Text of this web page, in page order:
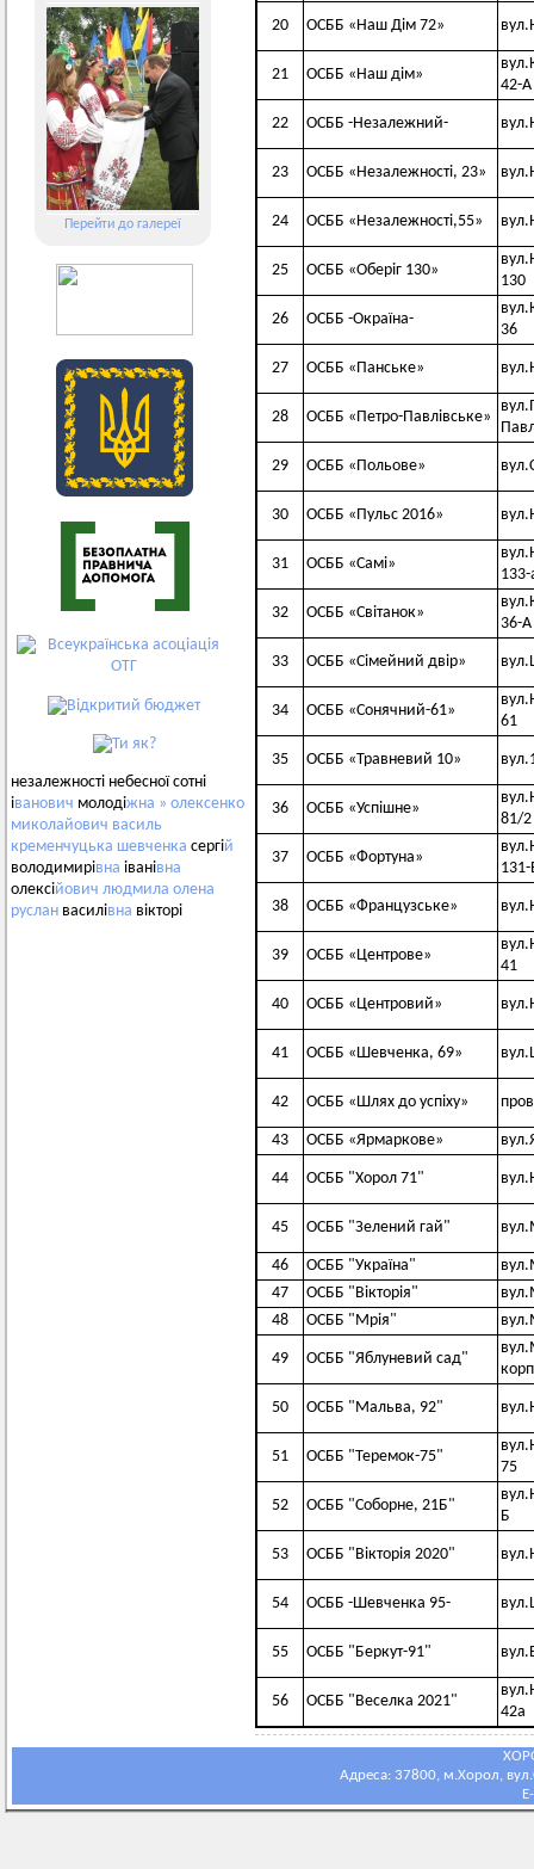
Перейти до галереї
незалежності небесної сотні
іванович молодіжна » олексенко
миколайович василь
кременчуцька шевченка сергій
володимирівна іванівна
олексійович людмила олена
руслан василівна вікторі
20 ОСББ «Наш Дім 72»
21 ОСББ «Наш дім»
42-А
22 ОСББ -Незалежний-
23 ОСББ «Незалежності, 23»
24 ОСББ «Незалежності,55»
25 ОСББ «Оберіг 130»
130
26 ОСББ -Окраїна-
36
27 ОСББ «Панське»
28 ОСББ «Петро-Павлівське»
29 ОСББ «Польове»
30 ОСББ «Пульс 2016»
31 ОСББ «Самі»
133-
32 ОСББ «Світанок»
36-А
33 ОСББ «Сімейний двір»
34 ОСББ «Сонячний-61»
61
35 ОСББ «Травневий 10»
36 ОСББ «Успішне»
81/2
37 ОСББ «Фортуна»
38 ОСББ «Французське»
39 ОСББ «Центрове»
41
40 ОСББ «Центровий»
41 ОСББ «Шевченка, 69»
42 ОСББ «Шлях до успіху»
43 ОСББ «Ярмаркове»
44 ОСББ "Хорол 71"
45 ОСББ "Зелений гай"
46 ОСББ "Україна"
47
ОСББ "Вікторія"
48
ОСББ "Мрія"
49 ОСББ "Яблуневий сад"
50 ОСББ "Мальва, 92"
51 ОСББ "Теремок-75"
75
52 ОСББ "Соборне, 21Б"
Б
53 ОСББ "Вікторія 2020"
54 ОСББ -Шевченка 95-
55 ОСББ "Беркут-91"
56 ОСББ "Веселка 2021"
42а
Адреса: 37800, м.Хорол,